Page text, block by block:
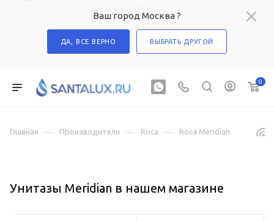
Ваш город Москва ?
ДА, ВСЕ ВЕРНО ВЫБРАТЬ ДРУГОЙ
0
Главная — Производители — Roca — Roca Meridian
Унитазы Meridian в нашем магазине